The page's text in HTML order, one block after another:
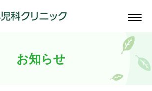
お知らせ